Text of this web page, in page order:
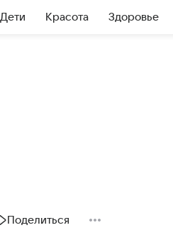
Дети Красота Здоровье
Поделиться